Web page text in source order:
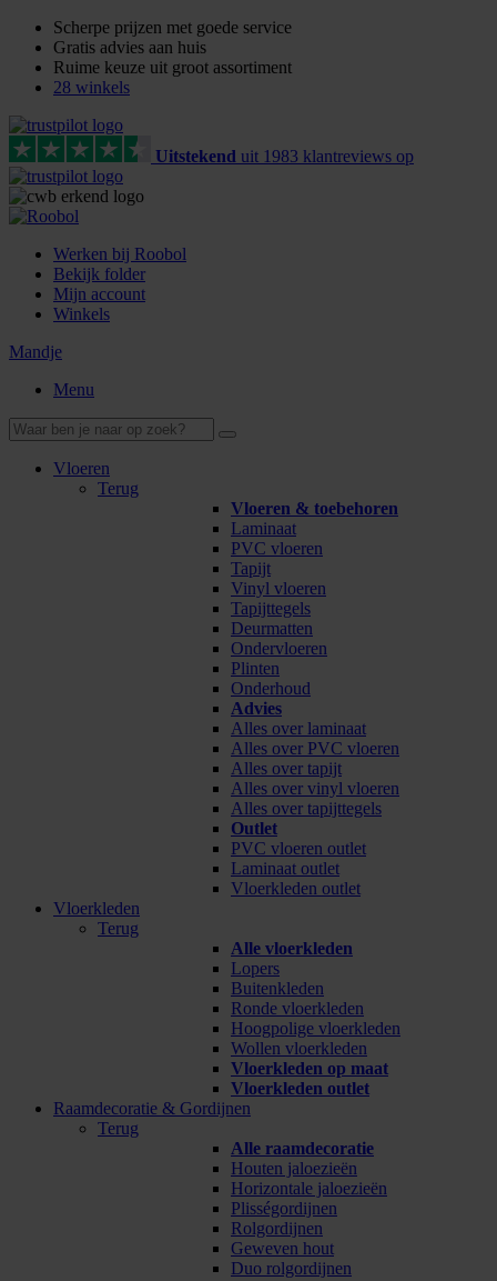
Scherpe prijzen met goede service
Gratis advies aan huis
Ruime keuze uit groot assortiment
28 winkels
Uitstekend uit 1983 klantreviews op
Werken bij Roobol
Bekijk folder
Mijn account
Winkels
Mandje
Menu
Vloeren
Terug
Vloeren & toebehoren
Laminaat
PVC vloeren
Tapijt
Vinyl vloeren
Tapijttegels
Deurmatten
Ondervloeren
Plinten
Onderhoud
Advies
Alles over laminaat
Alles over PVC vloeren
Alles over tapijt
Alles over vinyl vloeren
Alles over tapijttegels
Outlet
PVC vloeren outlet
Laminaat outlet
Vloerkleden outlet
Vloerkleden
Terug
Alle vloerkleden
Lopers
Buitenkleden
Ronde vloerkleden
Hoogpolige vloerkleden
Wollen vloerkleden
Vloerkleden op maat
Vloerkleden outlet
Raamdecoratie & Gordijnen
Terug
Alle raamdecoratie
Houten jaloezieën
Horizontale jaloezieën
Plisségordijnen
Rolgordijnen
Geweven hout
Duo rolgordijnen